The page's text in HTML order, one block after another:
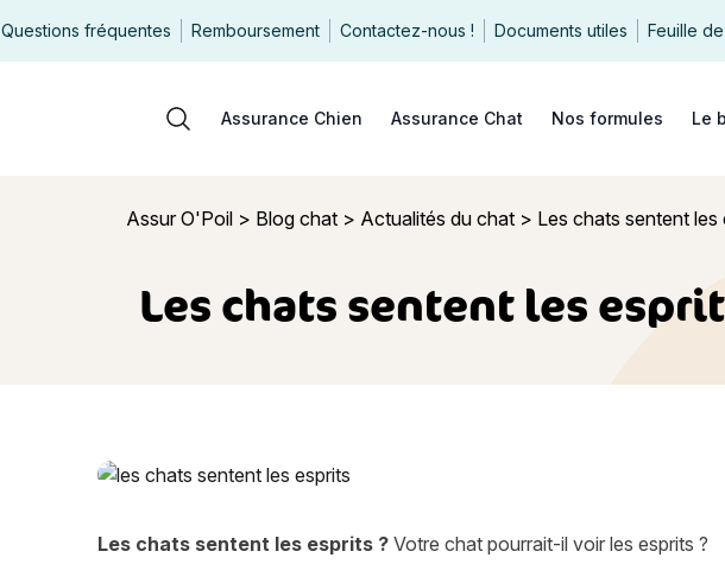
Questions fréquentes Remboursement Contactez-nous ! Documents utiles Feuille
Rechercher
Assurance Chien Assurance Chat Nos formules Le
Assur O'Poil> Blog chat> Actualités du chat> Les chats sentent les
Les chats sentent les
Les chats sentent les esprits ?
Les chats sentent les esprits ? Votre chat pourrait-il voir les esprits ?